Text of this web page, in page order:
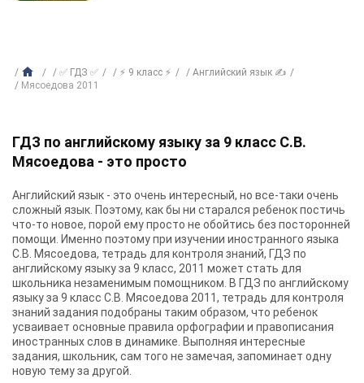
✅ ГДЗ ✅ ⚡ 9 класс ⚡
Английский язык ✍
Мясоедова 2011
ГДЗ по английскому языку за 9 класс С.В.
Мясоедова - это просто
Английский язык - это очень интересный, но все-таки очень
сложный язык. Поэтому, как бы ни старался ребенок постичь
что-то новое, порой ему просто не обойтись без посторонней
помощи. Именно поэтому при изучении иностранного языка
С.В. Мясоедова, тетрадь для контроля знаний, ГДЗ по
английскому языку за 9 класс, 2011 может стать для
школьника незаменимым помощником. В ГДЗ по английскому
языку за 9 класс С.В. Мясоедова 2011, тетрадь для контроля
знаний задания подобраны таким образом, что ребенок
усваивает основные правила орфографии и правописания
иностранных слов в динамике. Выполняя интересные
задания, школьник, сам того не замечая, запоминает одну
новую тему за другой.